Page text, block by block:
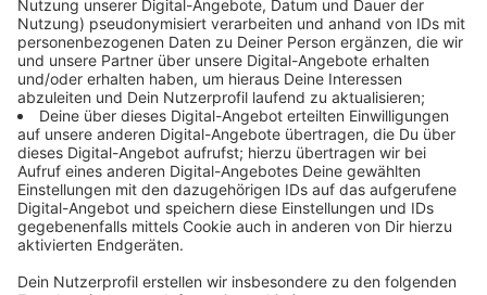
Was kostet die Impfung?
Anzeige
Die Impfung samt Beratung soll für alle Bürger
kostenlos sein. In der ersten Phase mit noch relativ
wenig verfügbaren Dosen muss man aber - nach dann
geltender Impf-Reihenfolge - seine
"Anspruchsberechtigung" nachweisen. Beim Alter soll
das einfach mit Personalausweis oder Pass gehen, wie